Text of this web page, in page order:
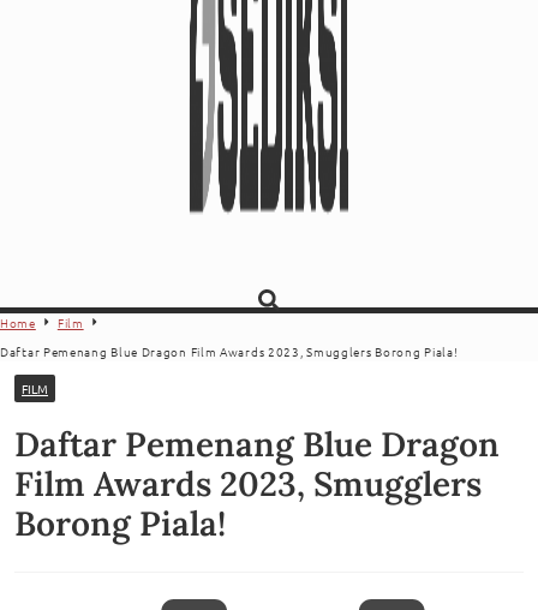
Home
Film
Daftar Pemenang Blue Dragon Film Awards 2023, Smugglers Borong Piala!
FILM
Daftar Pemenang Blue Dragon
Film Awards 2023, Smugglers
Borong Piala!